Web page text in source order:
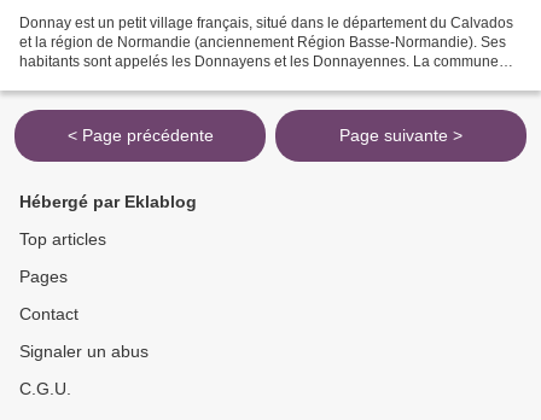
Donnay est un petit village français, situé dans le département du Calvados
et la région de Normandie (anciennement Région Basse-Normandie). Ses
habitants sont appelés les Donnayens et les Donnayennes. La commune
< Page précédente Page suivante >
Hébergé par Eklablog
Top articles
Pages
Contact
Signaler un abus
C.G.U.